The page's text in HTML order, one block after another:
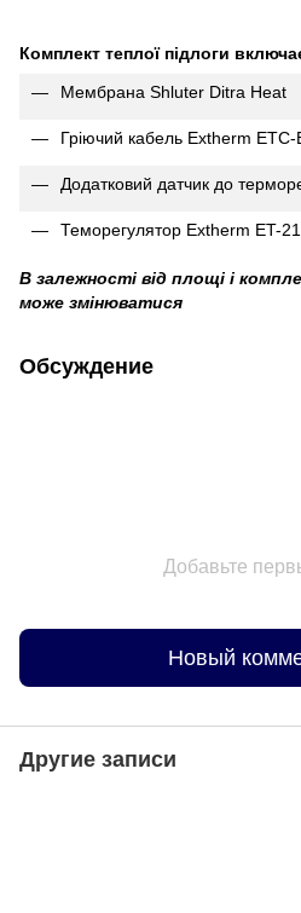
Комплект теплої підлоги
Мембрана Shluter Ditra Heat
Гріючий кабель Extherm
Додатковий датчик до
Теморегулятор Extherm ET-21
В залежності від площі і
може змінюватися
Обсуждение
Добавьте
Новый
Другие записи